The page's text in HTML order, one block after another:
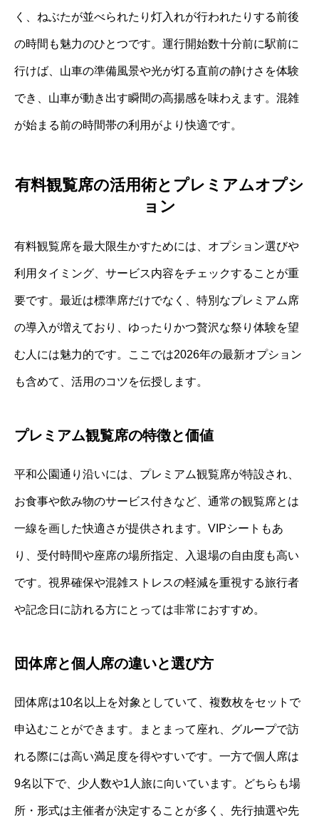
く、ねぶたが並べられたり灯入れが行われたりする前後
の時間も魅力のひとつです。運行開始数十分前に駅前に
行けば、山車の準備風景や光が灯る直前の静けさを体験
でき、山車が動き出す瞬間の高揚感を味わえます。混雑
が始まる前の時間帯の利用がより快適です。
有料観覧席の活用術とプレミアムオプシ
ョン
有料観覧席を最大限生かすためには、オプション選びや
利用タイミング、サービス内容をチェックすることが重
要です。最近は標準席だけでなく、特別なプレミアム席
の導入が増えており、ゆったりかつ贅沢な祭り体験を望
む人には魅力的です。ここでは2026年の最新オプション
も含めて、活用のコツを伝授します。
プレミアム観覧席の特徴と価値
平和公園通り沿いには、プレミアム観覧席が特設され、
お食事や飲み物のサービス付きなど、通常の観覧席とは
一線を画した快適さが提供されます。VIPシートもあ
り、受付時間や座席の場所指定、入退場の自由度も高い
です。視界確保や混雑ストレスの軽減を重視する旅行者
や記念日に訪れる方にとっては非常におすすめ。
団体席と個人席の違いと選び方
団体席は10名以上を対象としていて、複数枚をセットで
申込むことができます。まとまって座れ、グループで訪
れる際には高い満足度を得やすいです。一方で個人席は
9名以下で、少人数や1人旅に向いています。どちらも場
所・形式は主催者が決定することが多く、先行抽選や先